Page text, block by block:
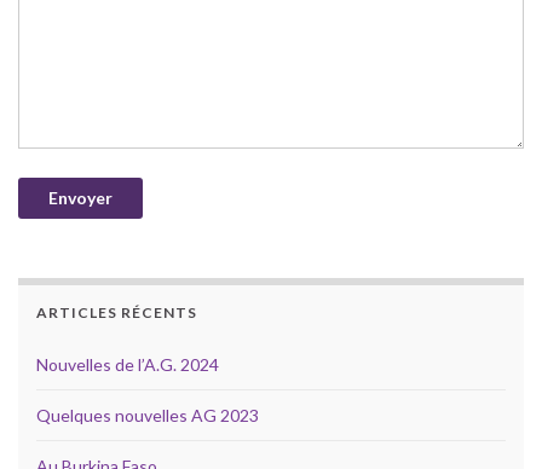
ARTICLES RÉCENTS
Nouvelles de l’A.G. 2024
Quelques nouvelles AG 2023